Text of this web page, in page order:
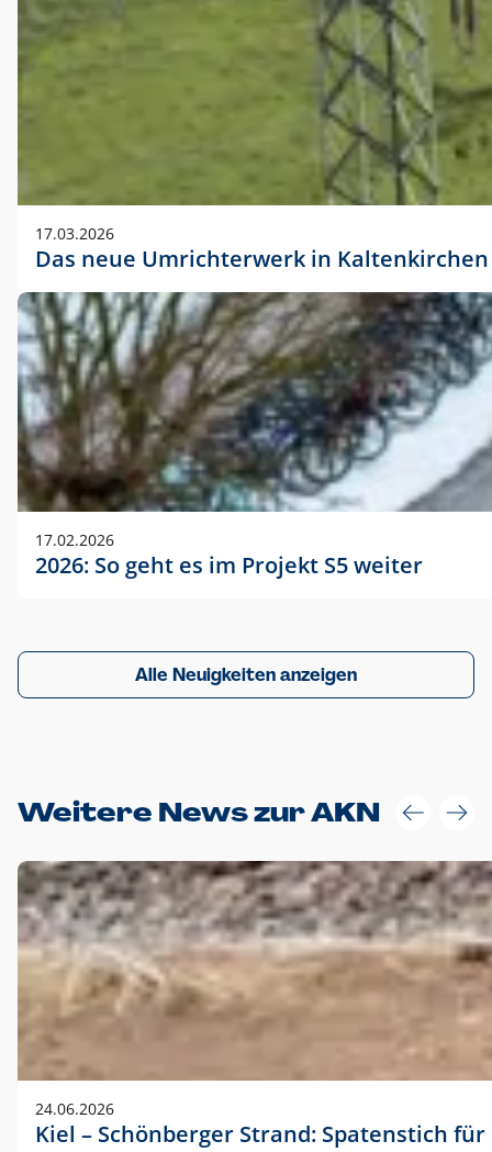
17.03.2026
Das neue Umrichterwerk in Kaltenkirchen
17.02.2026
2026: So geht es im Projekt S5 weiter
Alle Neuigkeiten anzeigen
Weitere News zur AKN
24.06.2026
Kiel – Schönberger Strand: Spatenstich